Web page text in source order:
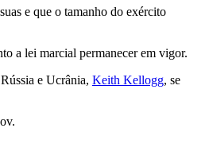
e que o tamanho do exército
a lei marcial permanecer em vigor.
e Ucrânia, Keith Kellogg, se